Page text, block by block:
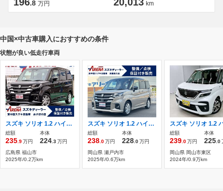
.8 万円 km
中国×中古車購入におすすめの条件
状態が良い低走行車両
スズキ ソリオ 1.2 ハイブリッド MZ 3型 CVT FF 2WD
総額
235 .9万円
本体
224 .3万円
広島県 福山市
2025年/0.2万km
スズキ ソリオ 1.2 ハイブリッド MZ 禁煙車
総額
238 .0万円
本体
228 .0万円
岡山県 瀬戸内市
2025年/0.6万km
総額
239 .0万円
本体
225 .0
岡山県 岡山市東区
2024年/0.9万km